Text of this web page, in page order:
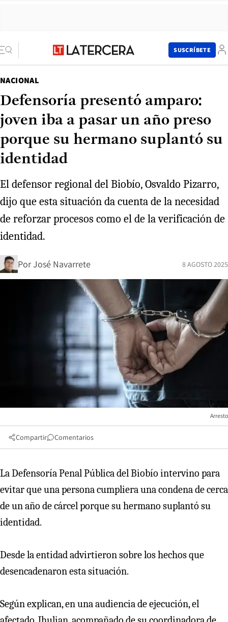
SUSCRÍBETE
NACIONAL
Defensoría presentó amparo:
joven iba a pasar un año preso
porque su hermano suplantó su
identidad
El defensor regional del Biobío, Osvaldo Pizarro,
dijo que esta situación da cuenta de la necesidad
de reforzar procesos como el de la verificación de
identidad.
PorJosé Navarrete 8 AGOSTO 2025
Arresto
Compartir Comentarios
La Defensoría Penal Pública del Biobío intervino para
evitar que una persona cumpliera una condena de cerca
de un año de cárcel porque su hermano suplantó su
identidad.
Desde la entidad advirtieron sobre los hechos que
desencadenaron esta situación.
Según explican, en una audiencia de ejecución, el